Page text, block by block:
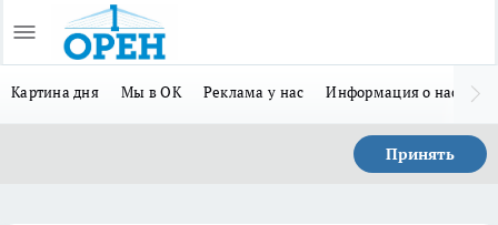
Картина дня Мы в ОК Реклама у нас Информация о нас
Принять